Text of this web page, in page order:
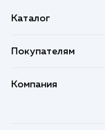
Каталог
Покупателям
Компания